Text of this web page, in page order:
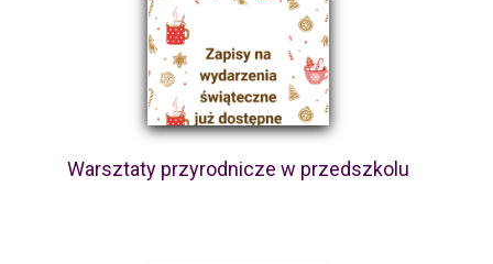
Warsztaty przyrodnicze w przedszkolu